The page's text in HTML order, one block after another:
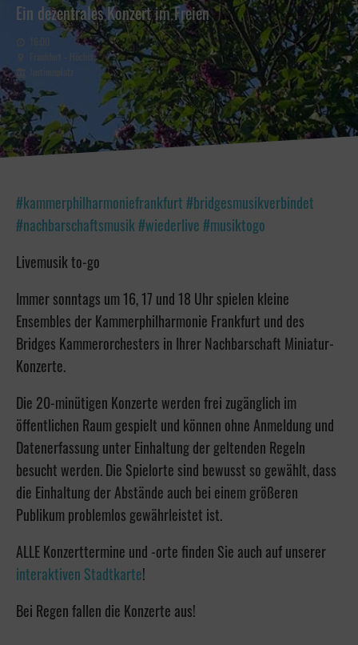
Ein dezentrales Konzert im Freien
#kammerphilharmoniefrankfurt #bridgesmusikverbindet
#nachbarschaftsmusik #wiederlive #musiktogo
Livemusik to-go
Immer sonntags um 16, 17 und 18 Uhr spielen kleine
Ensembles der Kammerphilharmonie Frankfurt und des
Bridges Kammerorchesters in Ihrer Nachbarschaft Miniatur-
Konzerte.
Die 20-minütigen Konzerte werden frei zugänglich im
öffentlichen Raum gespielt und können ohne Anmeldung und
Datenerfassung unter Einhaltung der geltenden Regeln
besucht werden. Die Spielorte sind bewusst so gewählt, dass
die Einhaltung der Abstände auch bei einem größeren
Publikum problemlos gewährleistet ist.
ALLE Konzerttermine und -orte finden Sie auch auf unserer
interaktiven Stadtkarte!
Bei Regen fallen die Konzerte aus!